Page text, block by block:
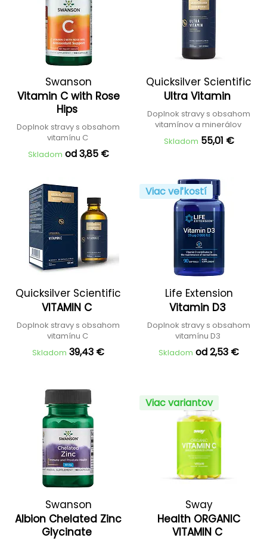
Swanson
Vitamin C with Rose
Hips
Doplnok stravy s obsahom
vitamínu C
Skladom od 3,85 €
Quicksilver Scientific
Ultra Vitamin
Doplnok stravy s obsahom
vitamínov a minerálov
Skladom 55,01 €
Quicksilver Scientific
VITAMIN C
Doplnok stravy s obsahom
vitamínu C
Skladom 39,43 €
Viac veľkostí
Life Extension
Vitamin D3
Doplnok stravy s obsahom
vitamínu D3
Skladom od 2,53 €
Swanson
Albion Chelated Zinc
Glycinate
Viac variantov
Sway
Health ORGANIC
VITAMIN C